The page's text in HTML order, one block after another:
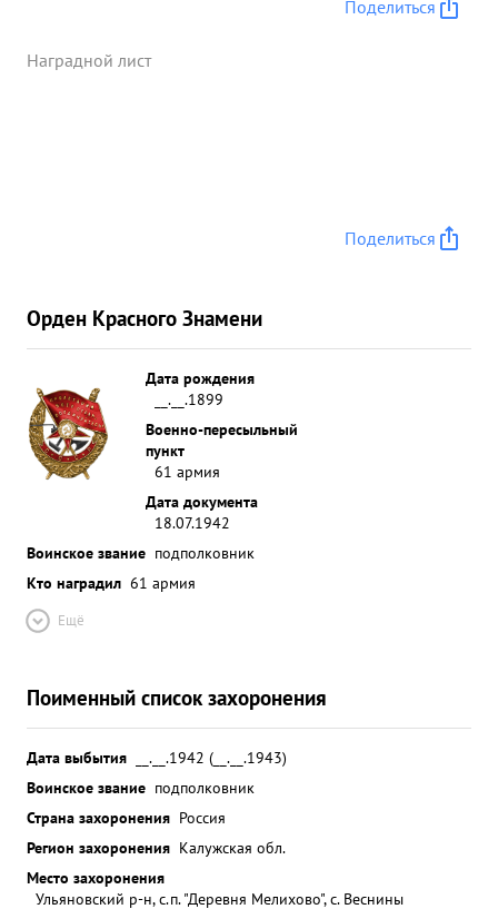
Поделиться
Наградной лист
Поделиться
Орден Красного Знамени
Дата рождения
__.__.1899
Военно-пересыльный
пункт
61 армия
Дата документа
18.07.1942
Воинское звание подполковник
Кто наградил 61 армия
Ещё
Поименный список захоронения
Дата выбытия
__.__.1942 (__.__.1943)
Воинское звание подполковник
Страна захоронения Россия
Регион захоронения Калужская обл.
Место захоронения
Ульяновский р-н, с.п. "Деревня Мелихово", с. Веснины